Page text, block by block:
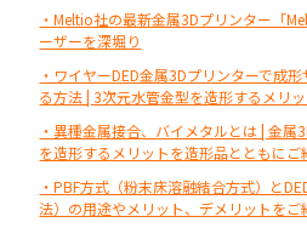
・Meltio社の最新金属3Dプリンター「
ーザーを深堀り
・ワイヤーDED金属3Dプリンターで成
る方法 | 3次元水管金型を造形するメリッ
・異種金属接合、バイメタルとは | 金
を造形するメリットを造形品とともにご
・PBF方式（粉末床溶融結合方式）と
法）の用途やメリット、デメリットをご